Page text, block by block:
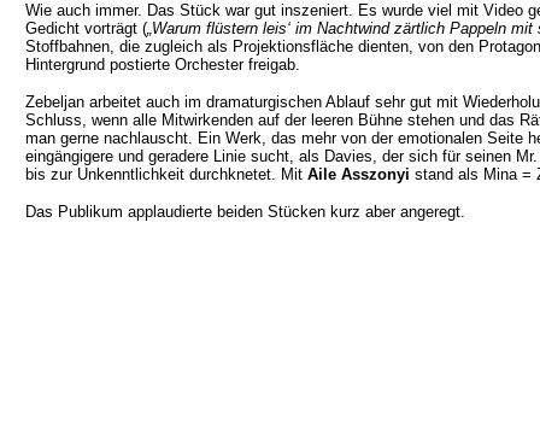
Wie auch immer. Das Stück war gut inszeniert. Es wurde viel mit Video
Gedicht vorträgt („Warum flüstern leis‘ im Nachtwind zärtlich Pappeln mit
Stoffbahnen, die zugleich als Projektionsfläche dienten, von den
Hintergrund postierte Orchester freigab.
Zebeljan arbeitet auch im dramaturgischen Ablauf sehr gut mit
Schluss, wenn alle Mitwirkenden auf der leeren Bühne stehen und das
man gerne nachlauscht. Ein Werk, das mehr von der emotionalen
eingängigere und geradere Linie sucht, als Davies, der sich für seinen
bis zur Unkenntlichkeit durchknetet. Mit Aile Asszonyi stand als Mina =
Das Publikum applaudierte beiden Stücken kurz aber angeregt.